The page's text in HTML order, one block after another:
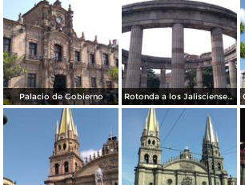
Palacio de Gobierno Rotonda a los Jaliscienses Ilustres